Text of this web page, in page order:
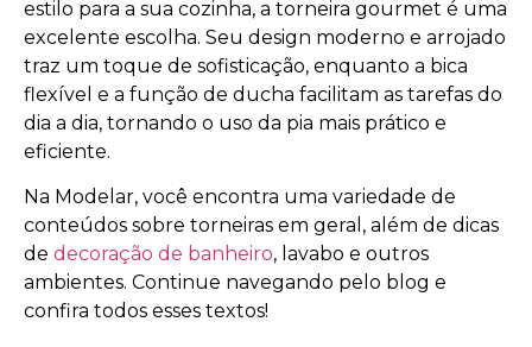
estilo para a sua cozinha, a torneira gourmet é uma
excelente escolha. Seu design moderno e arrojado
traz um toque de sofisticação, enquanto a bica
flexível e a função de ducha facilitam as tarefas do
dia a dia, tornando o uso da pia mais prático e
eficiente.
Na Modelar, você encontra uma variedade de
conteúdos sobre torneiras em geral, além de dicas
de decoração de banheiro, lavabo e outros
ambientes. Continue navegando pelo blog e
confira todos esses textos!